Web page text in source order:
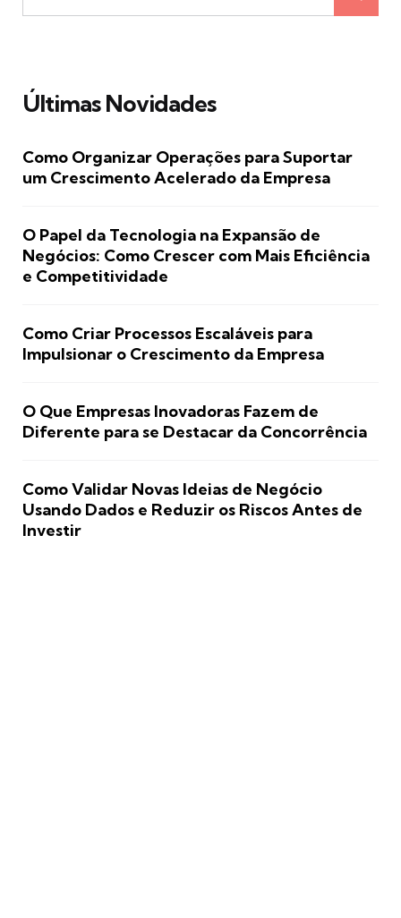
Últimas Novidades
Como Organizar Operações para Suportar
um Crescimento Acelerado da Empresa
O Papel da Tecnologia na Expansão de
Negócios: Como Crescer com Mais Eficiência
e Competitividade
Como Criar Processos Escaláveis para
Impulsionar o Crescimento da Empresa
O Que Empresas Inovadoras Fazem de
Diferente para se Destacar da Concorrência
Como Validar Novas Ideias de Negócio
Usando Dados e Reduzir os Riscos Antes de
Investir